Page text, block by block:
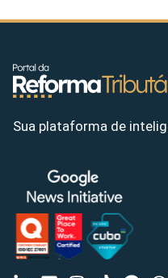
Sua plataforma de